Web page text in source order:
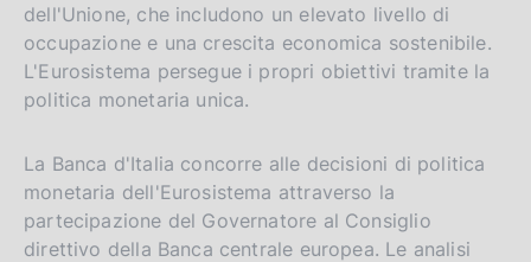
dell'Unione, che includono un elevato livello di
occupazione e una crescita economica sostenibile.
L'Eurosistema persegue i propri obiettivi tramite la
politica monetaria unica.
La Banca d'Italia concorre alle decisioni di politica
monetaria dell'Eurosistema attraverso la
partecipazione del Governatore al Consiglio
direttivo della Banca centrale europea. Le analisi